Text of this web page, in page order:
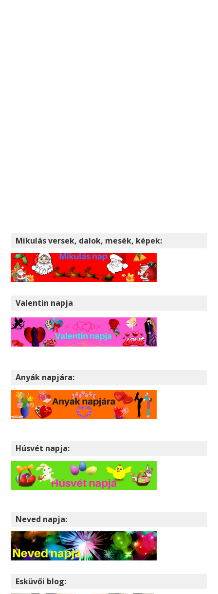
Mikulás versek, dalok, mesék, képek:
Valentin napja
Anyák napjára:
Húsvét napja:
Neved napja:
Esküvői blog: